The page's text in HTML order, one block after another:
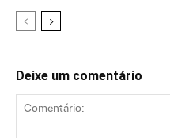
Deixe um comentário